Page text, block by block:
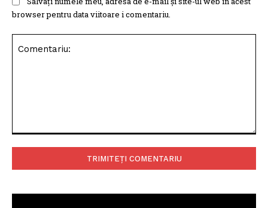
browser pentru data viitoare i comentariu.